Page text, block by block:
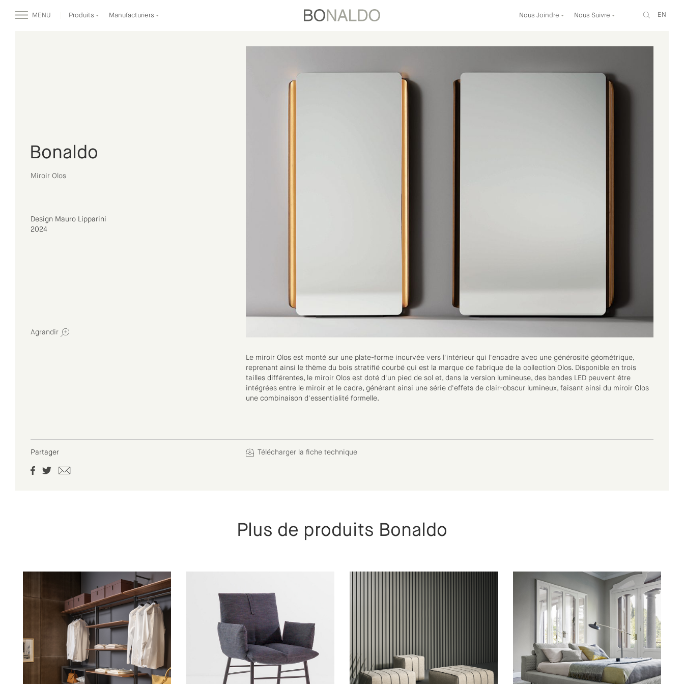
MENU Produits Manufacturiers Nous Joindre Nous Suivre EN
Agrandir
Bonaldo
Miroir Olos
Design Mauro Lipparini
2024
Le miroir Olos est monté sur une plate-forme incurvée vers l'intérieur qui l'encadre avec une générosité géométrique,
reprenant ainsi le thème du bois stratifié courbé qui est la marque de fabrique de la collection Olos. Disponible en trois
tailles différentes, le miroir Olos est doté d'un pied de sol et, dans la version lumineuse, des bandes LED peuvent être
intégrées entre le miroir et le cadre, générant ainsi une série d'effets de clair-obscur lumineux, faisant ainsi du miroir Olos
une combinaison d'essentialité formelle.
Partager Télécharger la fiche technique
Plus de produits Bonaldo